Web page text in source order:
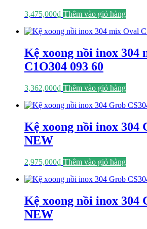
3,475,000₫ Thêm vào giỏ hàng
Kệ xoong nồi inox 304
C1O304 093 60
3,362,000₫ Thêm vào giỏ hàng
Kệ xoong nồi inox 304
NEW
2,975,000₫ Thêm vào giỏ hàng
Kệ xoong nồi inox 304
NEW